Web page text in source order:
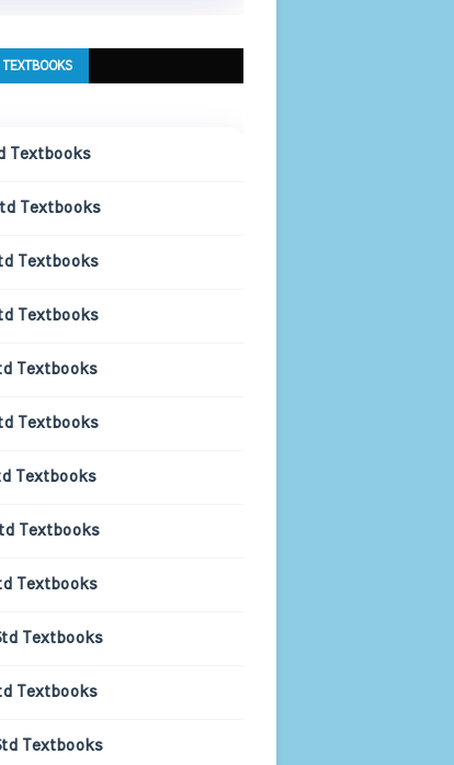
Textbooks
Textbooks
Textbooks
Textbooks
Textbooks
Textbooks
Textbooks
Textbooks
Textbooks
Textbooks
Textbooks
Textbooks